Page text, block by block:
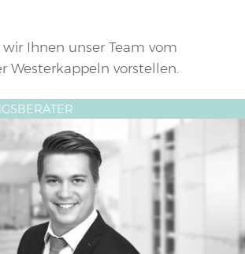
Ihnen unser Team vom
Westerkappeln vorstellen.